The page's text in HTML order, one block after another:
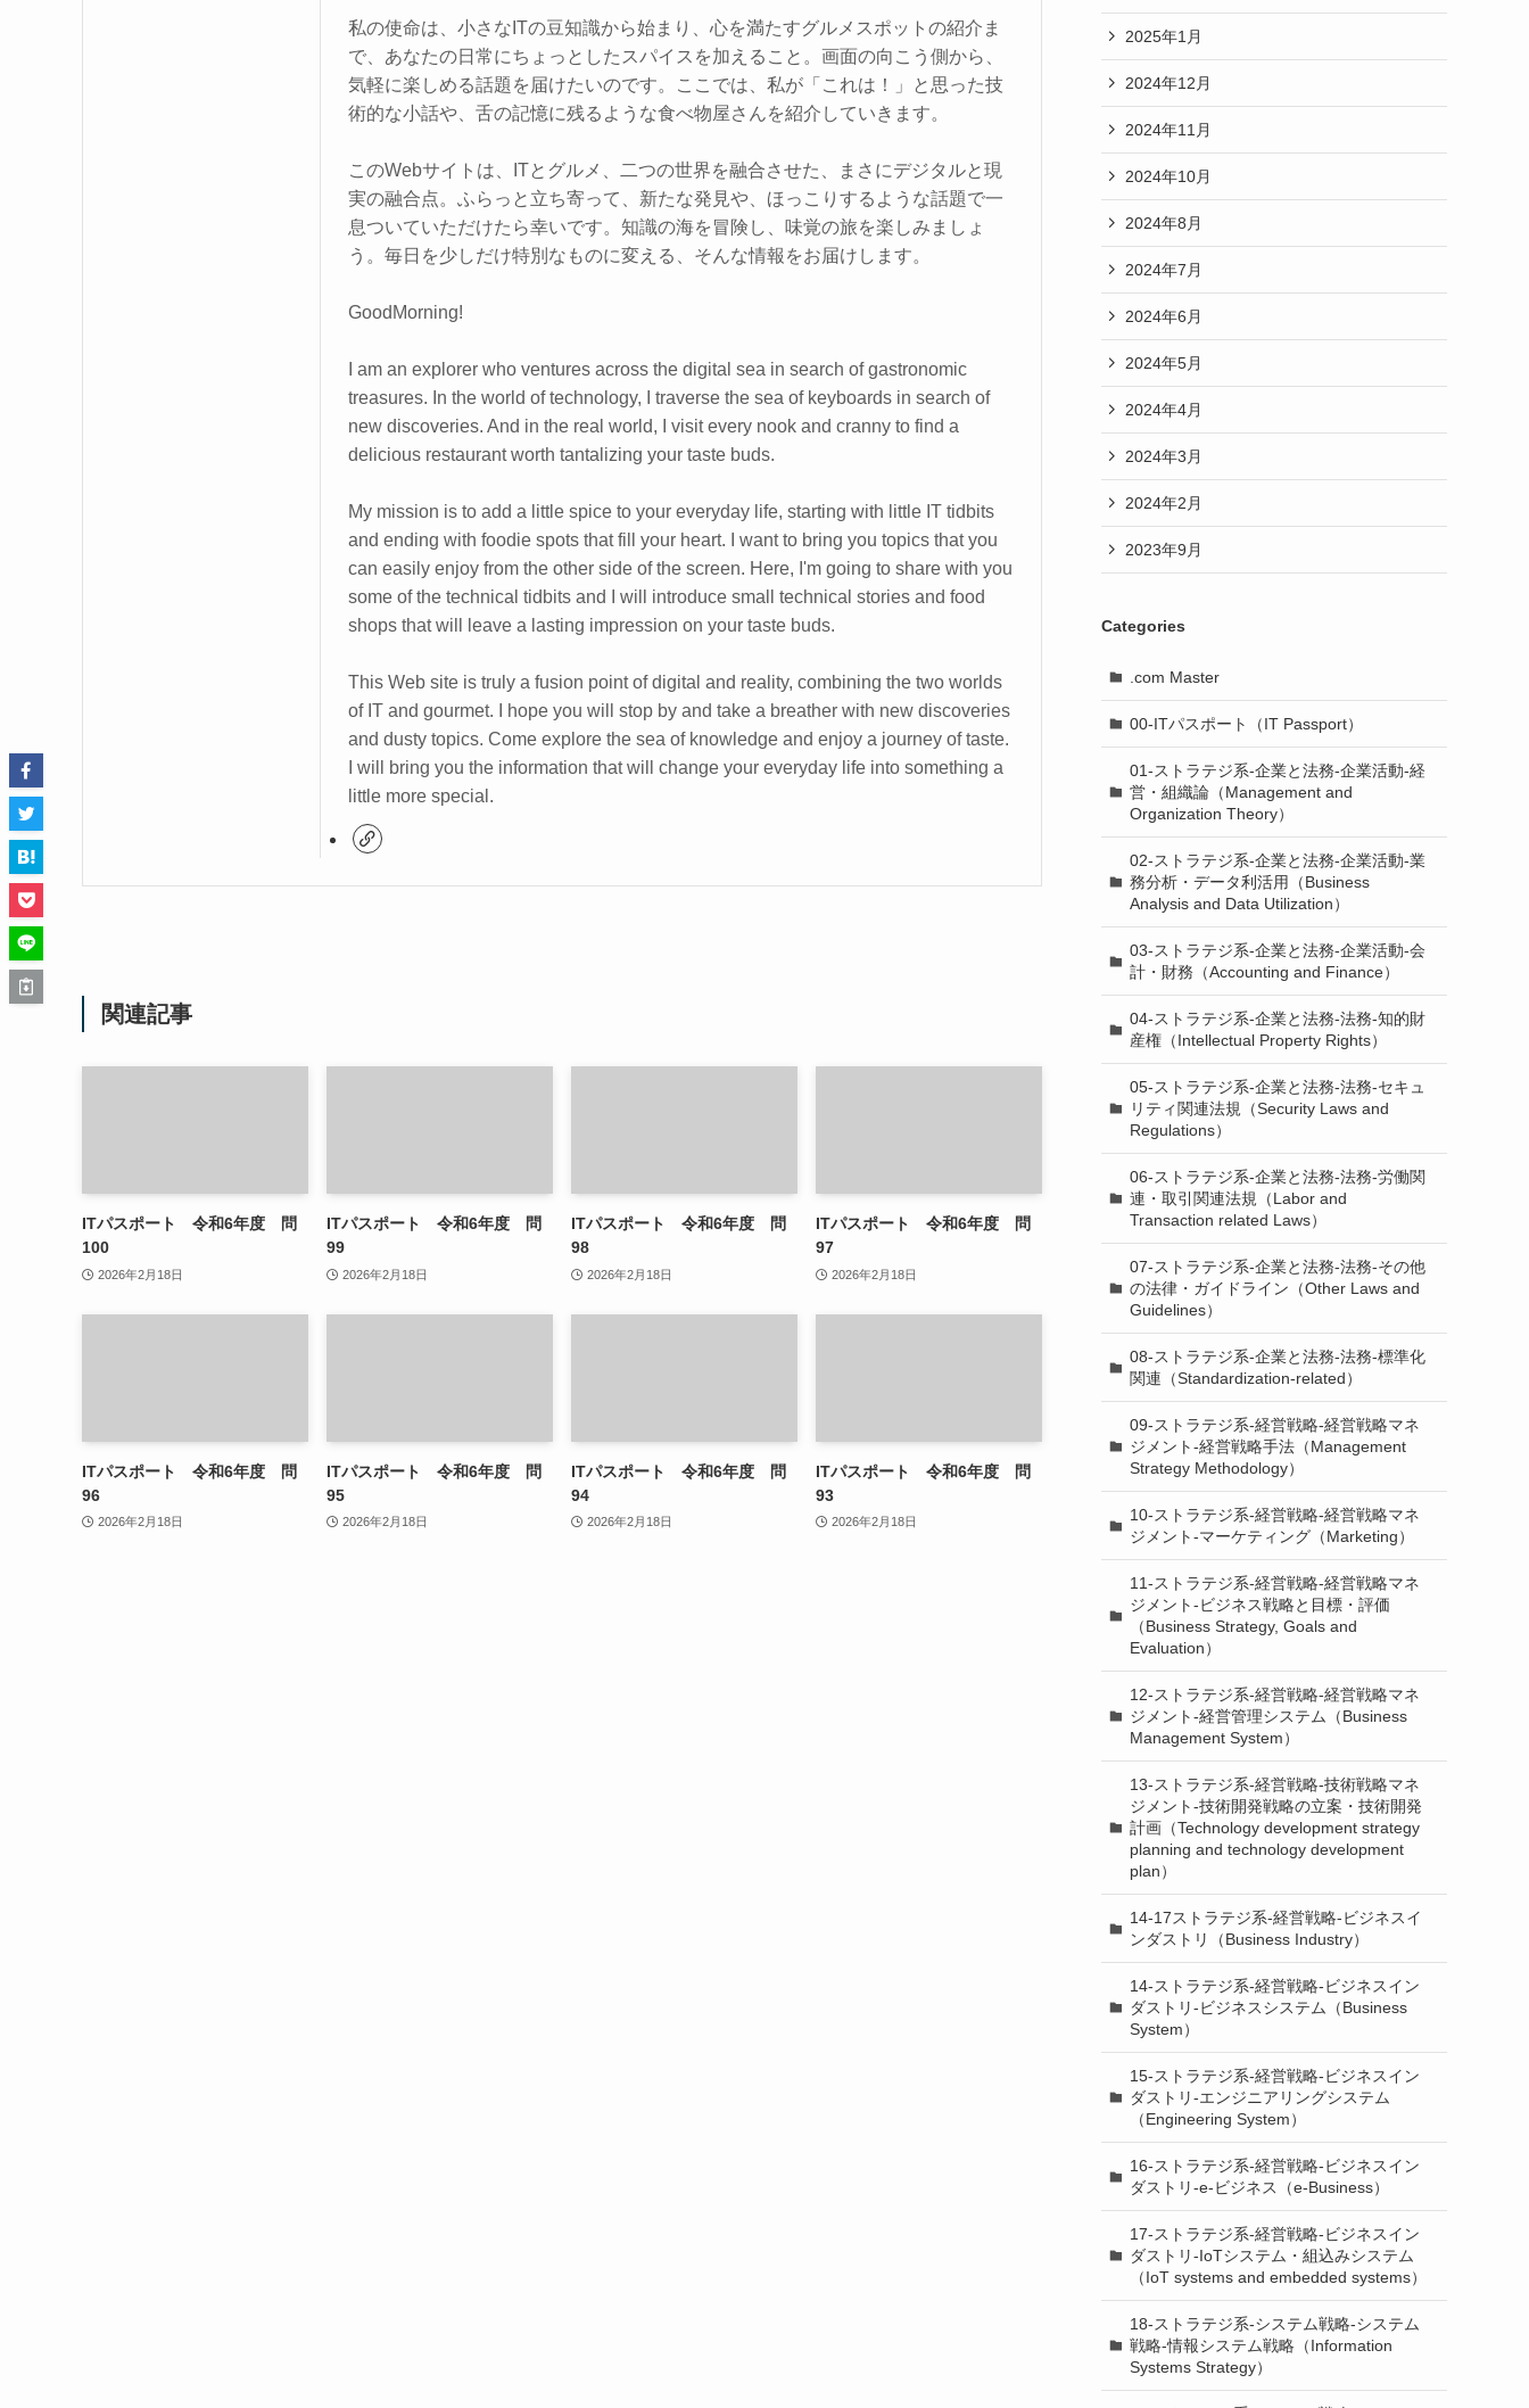
私の使命は、小さなITの豆知識から始まり、心を満たすグルメスポットの紹介ま
で、あなたの日常にちょっとしたスパイスを加えること。画面の向こう側から、
気軽に楽しめる話題を届けたいのです。ここでは、私が「これは！」と思った技
術的な小話や、舌の記憶に残るような食べ物屋さんを紹介していきます。
このWebサイトは、ITとグルメ、二つの世界を融合させた、まさにデジタルと現
実の融合点。ふらっと立ち寄って、新たな発見や、ほっこりするような話題で一
息ついていただけたら幸いです。知識の海を冒険し、味覚の旅を楽しみましょ
う。毎日を少しだけ特別なものに変える、そんな情報をお届けします。
GoodMorning!
I am an explorer who ventures across the digital sea in search of gastronomic
treasures. In the world of technology, I traverse the sea of keyboards in search of
new discoveries. And in the real world, I visit every nook and cranny to find a
delicious restaurant worth tantalizing your taste buds.
My mission is to add a little spice to your everyday life, starting with little IT tidbits
and ending with foodie spots that fill your heart. I want to bring you topics that you
can easily enjoy from the other side of the screen. Here, I'm going to share with you
some of the technical tidbits and I will introduce small technical stories and food
shops that will leave a lasting impression on your taste buds.
This Web site is truly a fusion point of digital and reality, combining the two worlds
of IT and gourmet. I hope you will stop by and take a breather with new discoveries
and dusty topics. Come explore the sea of knowledge and enjoy a journey of taste.
I will bring you the information that will change your everyday life into something a
little more special.
関連記事
ITパスポート 令和6年度 問
100
2026年2月18日
ITパスポート 令和6年度 問
99
2026年2月18日
ITパスポート 令和6年度 問
98
2026年2月18日
ITパスポート 令和6年度 問
97
2026年2月18日
ITパスポート 令和6年度 問
96
2026年2月18日
ITパスポート 令和6年度 問
95
2026年2月18日
ITパスポート 令和6年度 問
94
2026年2月18日
ITパスポート 令和6年度 問
93
2026年2月18日
2025年1月
2024年12月
2024年11月
2024年10月
2024年8月
2024年7月
2024年6月
2024年5月
2024年4月
2024年3月
2024年2月
2023年9月
Categories
.com Master
00-ITパスポート（IT Passport）
01-ストラテジ系-企業と法務-企業活動-経
営・組織論（Management and
Organization Theory）
02-ストラテジ系-企業と法務-企業活動-業
務分析・データ利活用（Business
Analysis and Data Utilization）
03-ストラテジ系-企業と法務-企業活動-会
計・財務（Accounting and Finance）
04-ストラテジ系-企業と法務-法務-知的財
産権（Intellectual Property Rights）
05-ストラテジ系-企業と法務-法務-セキュ
リティ関連法規（Security Laws and
Regulations）
06-ストラテジ系-企業と法務-法務-労働関
連・取引関連法規（Labor and
Transaction related Laws）
07-ストラテジ系-企業と法務-法務-その他
の法律・ガイドライン（Other Laws and
Guidelines）
08-ストラテジ系-企業と法務-法務-標準化
関連（Standardization-related）
09-ストラテジ系-経営戦略-経営戦略マネ
ジメント-経営戦略手法（Management
Strategy Methodology）
10-ストラテジ系-経営戦略-経営戦略マネ
ジメント-マーケティング（Marketing）
11-ストラテジ系-経営戦略-経営戦略マネ
ジメント-ビジネス戦略と目標・評価
（Business Strategy, Goals and
Evaluation）
12-ストラテジ系-経営戦略-経営戦略マネ
ジメント-経営管理システム（Business
Management System）
13-ストラテジ系-経営戦略-技術戦略マネ
ジメント-技術開発戦略の立案・技術開発
計画（Technology development strategy
planning and technology development
plan）
14-17ストラテジ系-経営戦略-ビジネスイ
ンダストリ（Business Industry）
14-ストラテジ系-経営戦略-ビジネスイン
ダストリ-ビジネスシステム（Business
System）
15-ストラテジ系-経営戦略-ビジネスイン
ダストリ-エンジニアリングシステム
（Engineering System）
16-ストラテジ系-経営戦略-ビジネスイン
ダストリ-e-ビジネス（e-Business）
17-ストラテジ系-経営戦略-ビジネスイン
ダストリ-IoTシステム・組込みシステム
（IoT systems and embedded systems）
18-ストラテジ系-システム戦略-システム
戦略-情報システム戦略（Information
Systems Strategy）